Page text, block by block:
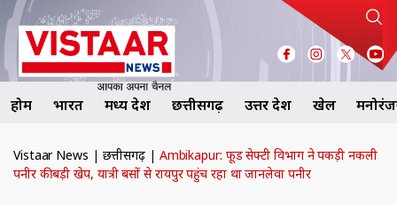
होम भारत मध्य प्रदेश छत्तीसगढ़ उत्तर प्रदेश खेल
Vistaar News | छत्तीसगढ़ | Ambikapur: फूड सेफ्टी विभाग ने पकड़ी नकली
पनीर की बड़ी खेप, यात्री बसों से रायपुर पहुंच रहा था जानलेवा प‍नीर